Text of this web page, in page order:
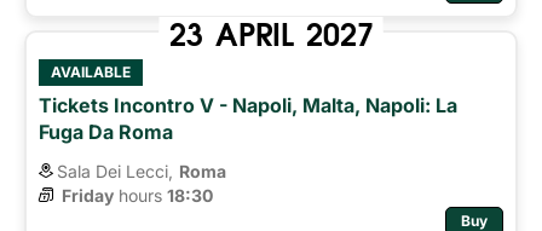
23 APRIL 2027
AVAILABLE
Tickets Incontro V - Napoli, Malta, Napoli: La
Fuga Da Roma
Sala Dei Lecci, Roma
Friday hours 18:30
Buy